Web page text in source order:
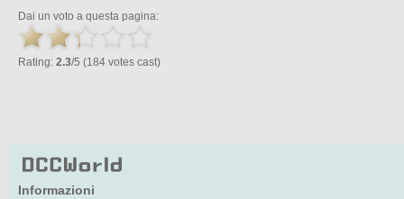
Dai un voto a questa pagina:
Rating: 2.3/5 (184 votes cast)
Informazioni